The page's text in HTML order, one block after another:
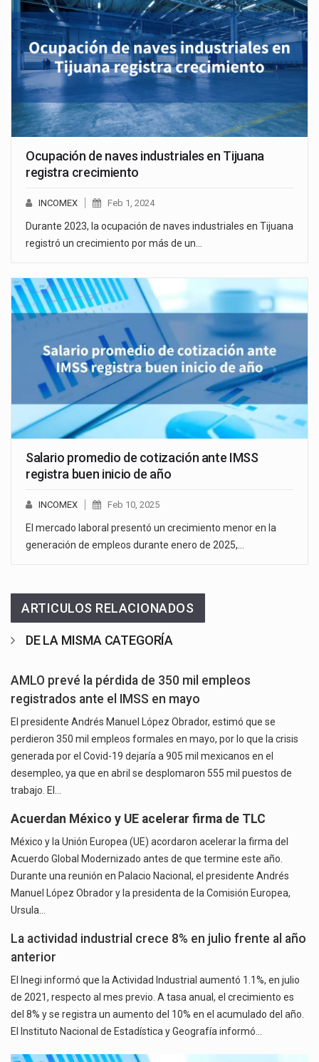
Ocupación de naves industriales en Tijuana
registra crecimiento
INCOMEX Feb 1, 2024
Durante 2023, la ocupación de naves industriales en Tijuana
registró un crecimiento por más de un…
Salario promedio de cotización ante IMSS
registra buen inicio de año
INCOMEX Feb 10, 2025
El mercado laboral presentó un crecimiento menor en la
generación de empleos durante enero de 2025,…
ARTICULOS RELACIONADOS
DE LA MISMA CATEGORÍA
AMLO prevé la pérdida de 350 mil empleos
registrados ante el IMSS en mayo
El presidente Andrés Manuel López Obrador, estimó que se
perdieron 350 mil empleos formales en mayo, por lo que la crisis
generada por el Covid-19 dejaría a 905 mil mexicanos en el
desempleo, ya que en abril se desplomaron 555 mil puestos de
trabajo. El…
Acuerdan México y UE acelerar firma de TLC
México y la Unión Europea (UE) acordaron acelerar la firma del
Acuerdo Global Modernizado antes de que termine este año.
Durante una reunión en Palacio Nacional, el presidente Andrés
Manuel López Obrador y la presidenta de la Comisión Europea,
Ursula…
La actividad industrial crece 8% en julio frente al año
anterior
El Inegi informó que la Actividad Industrial aumentó 1.1%, en julio
de 2021, respecto al mes previo. A tasa anual, el crecimiento es
del 8% y se registra un aumento del 10% en el acumulado del año.
El Instituto Nacional de Estadística y Geografía informó…